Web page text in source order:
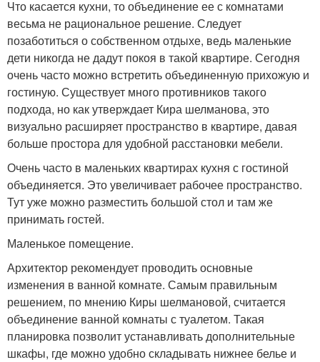
Что касается кухни, то объединение ее с комнатами
весьма не рациональное решение. Следует
позаботиться о собственном отдыхе, ведь маленькие
дети никогда не дадут покоя в такой квартире. Сегодня
очень часто можно встретить объединенную прихожую и
гостиную. Существует много противников такого
подхода, но как утверждает Кира шелманова, это
визуально расширяет пространство в квартире, давая
больше простора для удобной расстановки мебели.
Очень часто в маленьких квартирах кухня с гостиной
объединяется. Это увеличивает рабочее пространство.
Тут уже можно разместить большой стол и там же
принимать гостей.
Маленькое помещение.
Архитектор рекомендует проводить основные
изменения в ванной комнате. Самым правильным
решением, по мнению Киры шелмановой, считается
объединение ванной комнаты с туалетом. Такая
планировка позволит устанавливать дополнительные
шкафы, где можно удобно складывать нижнее белье и